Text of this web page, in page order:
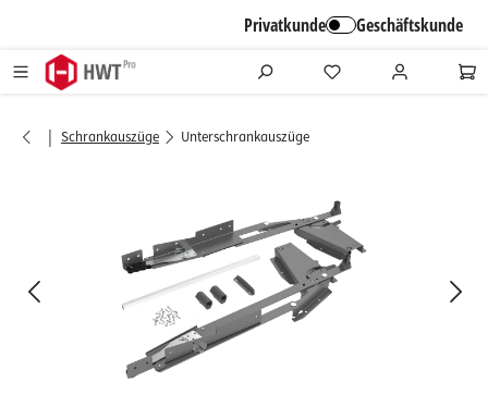
Privatkunde Geschäftskunde
| Schrankauszüge Unterschrankauszüge